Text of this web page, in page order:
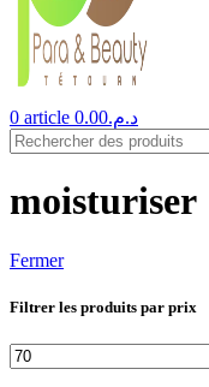
0 article د.م.0.00
moisturiser
Fermer
Filtrer les produits par prix
Prix
min